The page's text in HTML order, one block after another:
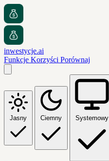
inwestycje.ai
Funkcje Korzyści Porównaj
Jasny Ciemny Systemowy